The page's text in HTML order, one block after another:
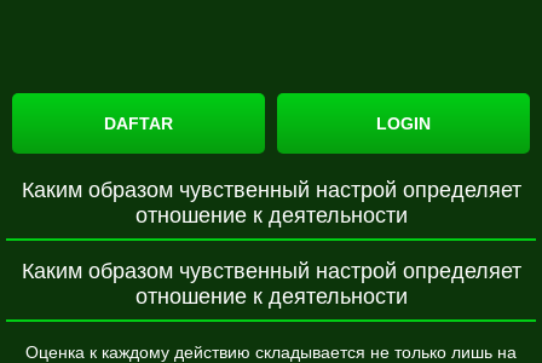
DAFTAR LOGIN
Каким образом чувственный настрой определяет
отношение к деятельности
Каким образом чувственный настрой определяет
отношение к деятельности
Оценка к каждому действию складывается не только лишь на